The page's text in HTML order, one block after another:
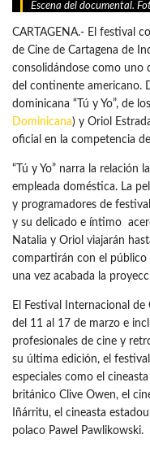
Escena del documental.
CARTAGENA.- El festival
de Cine de Cartagena de
consolidándose como uno
del continente americano.
dominicana “Tú y Yo”, de
Dominicana) y Oriol
oficial en la competencia
“Tú y Yo” narra la relación
empleada doméstica. La
y programadores de
y su delicado e íntimo
Natalia y Oriol viajarán
compartirán con el público
una vez acabada la
El Festival Internacional de
del 11 al 17 de marzo e
profesionales de cine y
su última edición, el
especiales como el
británico Clive Owen, el
Iñárritu, el cineasta
polaco Pawel Pawlikowski.